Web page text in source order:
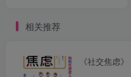
相关推荐
《社交焦虑》